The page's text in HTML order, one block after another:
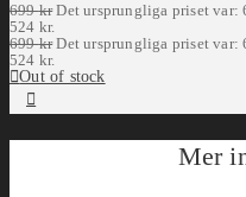
699kr Det ursprungliga priset var:
524 kr.
699kr Det ursprungliga priset var:
524 kr.
Out of stock
Mer